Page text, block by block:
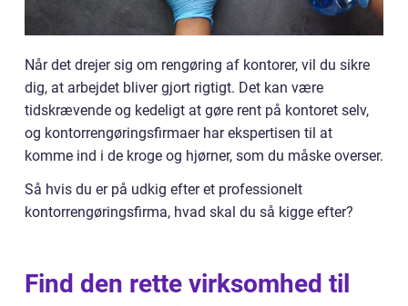
Når det drejer sig om rengøring af kontorer, vil du sikre
dig, at arbejdet bliver gjort rigtigt. Det kan være
tidskrævende og kedeligt at gøre rent på kontoret selv,
og kontorrengøringsfirmaer har ekspertisen til at
komme ind i de kroge og hjørner, som du måske overser.
Så hvis du er på udkig efter et professionelt
kontorrengøringsfirma, hvad skal du så kigge efter?
Find den rette virksomhed til